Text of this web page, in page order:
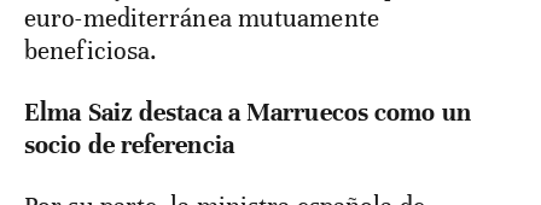
euro-mediterránea mutuamente
beneficiosa.
Elma Saiz destaca a Marruecos como un
socio de referencia